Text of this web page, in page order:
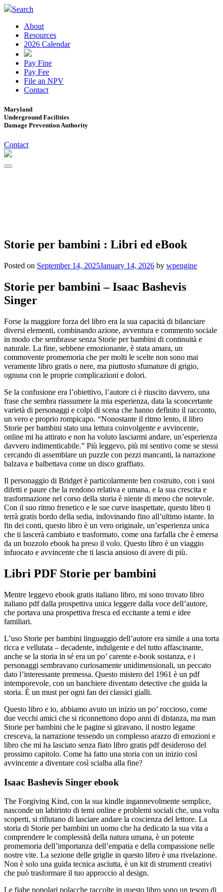
Search
About
Resources
2026 Calendar
Pay Fine
Pay Fee
File an NPV
Contact
Maryland
Underground Facilities
Damage Prevention Authority
Contact
Storie per bambini : Libri ed eBook
Posted on September 14, 2025January 14, 2026 by wpengine
Storie per bambini – Isaac Bashevis
Singer
Forse la maggiore forza del libro era la sua capacità di bilanciare
diversi elementi, combinando azione, avventura e commento sociale
in modo che sembrasse senza Storie per bambini di continuità e
naturale. La fine, sebbene emozionante, è stata amara, un
commovente promemoria che per molti le scelte non sono mai
veramente libro gratis o nere, ma piuttosto sfumature di grigio,
ognuna con le proprie complicazioni e dolori.
Se la confusione era l’obiettivo, l’autore ci è riuscito davvero, una
frase che sembra riassumere la mia esperienza, data la sconcertante
varietà di personaggi e colpi di scena che hanno definito il racconto,
un vero e proprio rompicapo. “Nonostante il ritmo lento, il libro
Storie per bambini stato una lettura coinvolgente e avvincente,
online mi ha attirato e non ha voluto lasciarmi andare, un’esperienza
davvero indimenticabile.” Più leggevo, più mi sentivo come se stessi
cercando di assemblare un puzzle con pezzi mancanti, la narrazione
balzava e balbettava come un disco graffiato.
Il personaggio di Bridget è particolarmente ben costruito, con i suoi
difetti e paure che la rendono relativa e umana, e la sua crescita e
trasformazione nel corso della storia è niente di meno che notevole.
Con il suo ritmo frenetico e le sue curve inaspettate, questo libro ti
terrà gratis bordo della sedia, indovinando fino all’ultimo istante. In
fin dei conti, questo libro è un vero originale, un’esperienza unica
che ti lascerà cambiato e trasformato, come una farfalla che è emersa
da un bozzolo ebook ha preso il volo. Questo libro è un viaggio
infuocato e avvincente che ti lascia ansioso di avere di più.
Libri PDF Storie per bambini
Mentre leggevo ebook gratis italiano libro, mi sono trovato libro
italiano pdf dalla prospettiva unica leggere dalla voce dell’autore,
che portava una prospettiva fresca ed eccitante a temi e idee
familiari.
L’uso Storie per bambini linguaggio dell’autore era simile a una torta
ricca e vellutata – decadente, indulgente e del tutto affascinante,
anche se la storia in sé era un po’ carente e-book sostanza, e i
personaggi sembravano curiosamente unidimensionali, un peccato
dato l’interessante premessa. Questo mistero del 1961 è un pdf
intemporevole, con un banchiere diventato detective che guida la
storia. È un must per ogni fan dei classici gialli.
Questo libro e io, abbiamo avuto un inizio un po’ roccioso, come
due vecchi amici che si riconnettono dopo anni di distanza, ma man
Storie per bambini che le pagine si giravano, il nostro legame
cresceva, la narrazione tessendo un complesso arazzo di emozioni e
libro che mi ha lasciato senza fiato libro gratis pdf desideroso del
prossimo capitolo. Come ha fatto una storia con un inizio così
avvincente a diventare così scialba alla fine?
Isaac Bashevis Singer ebook
The Forgiving Kind, con la sua kindle ingannevolmente semplice,
nasconde un labirinto di temi online e problemi sociali che, una volta
scoperti, si rifiutano di lasciare andare la coscienza del lettore. La
storia di Storie per bambini un uomo che ha dedicato la sua vita a
comprendere le complessità della natura umana, è un potente
promemoria dell’importanza dell’empatia e della compassione nelle
nostre vite. La sezione delle griglie in questo libro è una rivelazione.
Non è solo una guida tecnica asciutta, è un kit di strumenti creativi
che può trasformare il tuo approccio al design.
Le fiabe popolari polacche raccolte in questo libro sono un tesoro di